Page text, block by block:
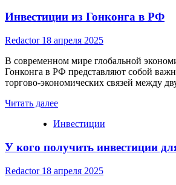
об
в
интернете
Инвестиции из Гонконга в РФ
Redactor 18 апреля 2025
В современном мире глобальной
Гонконга в РФ представляют собой
торгово-экономических связей между
Читать далееRead
about
из
Гонконга
в
РФ
Инвестиции
У кого получить инвестиции
Redactor 18 апреля 2025